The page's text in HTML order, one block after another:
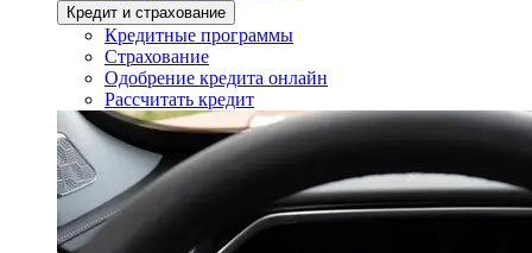
Кредит и страхование
Кредитные программы
Страхование
Одобрение кредита онлайн
Рассчитать кредит